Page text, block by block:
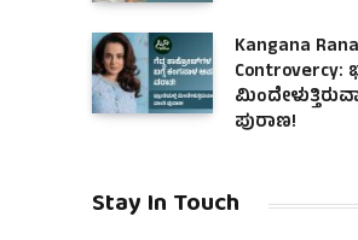
Kangana
Controvercy:
ಪುರಾಣ!
Stay In Touch